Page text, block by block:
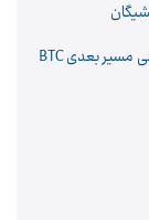
قیمت بیت کوین در نقطه حساس؛ کدام سطوح قیمتی مسیر بعدی BTC